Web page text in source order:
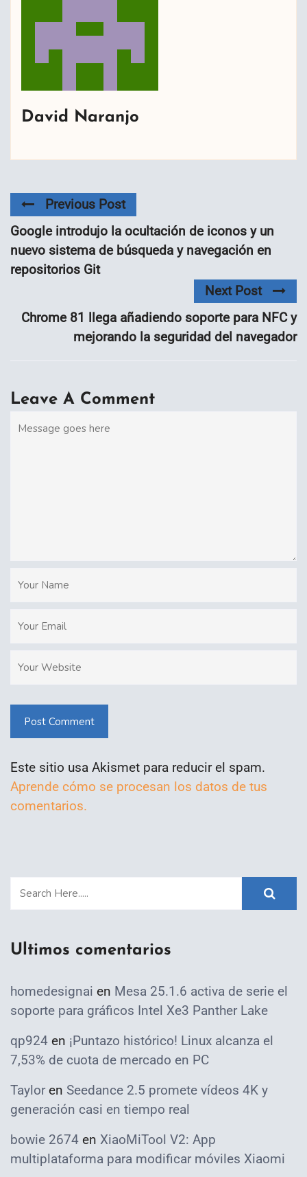
David Naranjo
Previous Post
Google introdujo la ocultación de iconos y un
nuevo sistema de búsqueda y navegación en
repositorios Git
Next Post
Chrome 81 llega añadiendo soporte para NFC y
mejorando la seguridad del navegador
Leave A Comment
Post Comment
Este sitio usa Akismet para reducir el spam.
Aprende cómo se procesan los datos de tus
comentarios.
Ultimos comentarios
homedesignai en Mesa 25.1.6 activa de serie el
soporte para gráficos Intel Xe3 Panther Lake
qp924 en ¡Puntazo histórico! Linux alcanza el
7,53% de cuota de mercado en PC
Taylor en Seedance 2.5 promete vídeos 4K y
generación casi en tiempo real
bowie 2674 en XiaoMiTool V2: App
multiplataforma para modificar móviles Xiaomi